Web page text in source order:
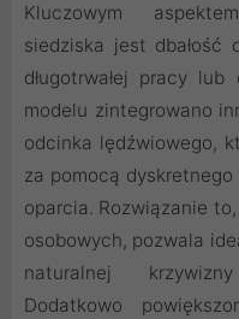
Kluczowym
siedziska jest dbałość
długotrwałej pracy
modelu zintegrowano
odcinka lędźwiowego,
za pomocą dyskretnego
oparcia. Rozwiązanie
osobowych, pozwala
naturalnej
Dodatkowo